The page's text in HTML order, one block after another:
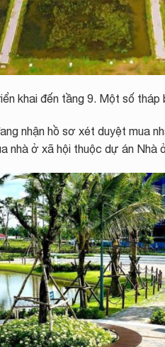
khai đến tầng 9. Một số tháp
nhận hồ sơ xét duyệt mua
nhà ở xã hội thuộc dự án Nhà